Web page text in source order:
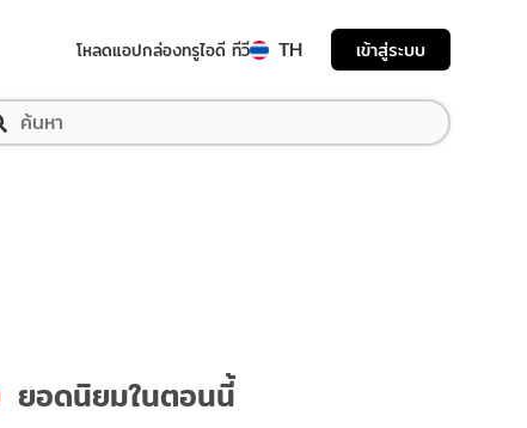
โหลดแอปกล่องทรูไอดี ทีวี TH เข้าสู่ระบบ
ยอดนิยมในตอนนี้